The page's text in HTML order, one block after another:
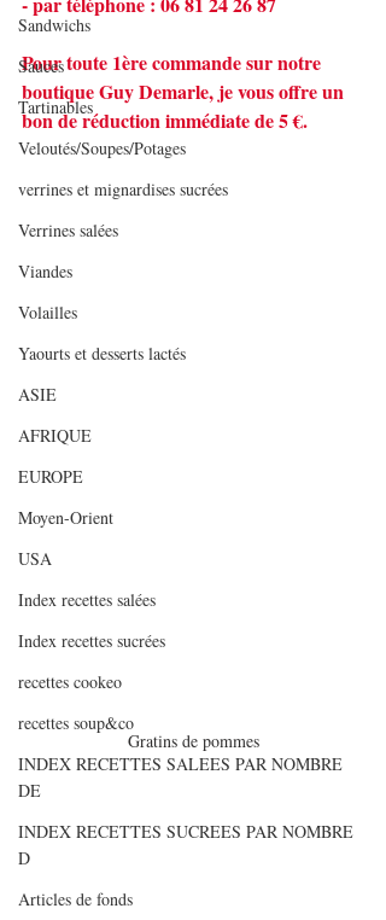
Sandwichs
Sauces
Tartinables
Veloutés/Soupes/Potages
verrines et mignardises sucrées
Verrines salées
Viandes
Volailles
Yaourts et desserts lactés
ASIE
AFRIQUE
EUROPE
Moyen-Orient
USA
Index recettes salées
Index recettes sucrées
recettes cookeo
recettes soup&co
INDEX RECETTES SALEES PAR NOMBRE
DE
INDEX RECETTES SUCREES PAR NOMBRE
D
Articles de fonds
Pour toute 1ère commande sur notre
boutique Guy Demarle, je vous offre un
bon de réduction immédiate de 5 €.
Gratins de pommes